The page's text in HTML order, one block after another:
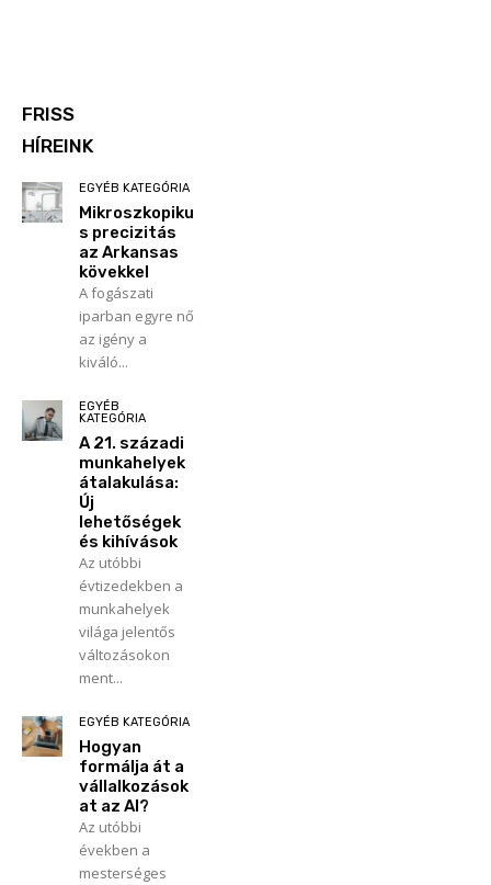
FRISS
HÍREINK
EGYÉB KATEGÓRIA
Mikroszkopiku
s precizitás
az Arkansas
kövekkel
A fogászati
iparban egyre nő
az igény a
kiváló...
EGYÉB
KATEGÓRIA
A 21. századi
munkahelyek
átalakulása:
Új
lehetőségek
és kihívások
Az utóbbi
évtizedekben a
munkahelyek
világa jelentős
változásokon
ment...
EGYÉB KATEGÓRIA
Hogyan
formálja át a
vállalkozások
at az AI?
Az utóbbi
években a
mesterséges